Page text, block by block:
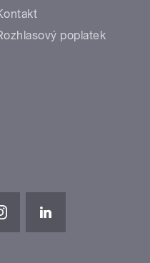
poplatek